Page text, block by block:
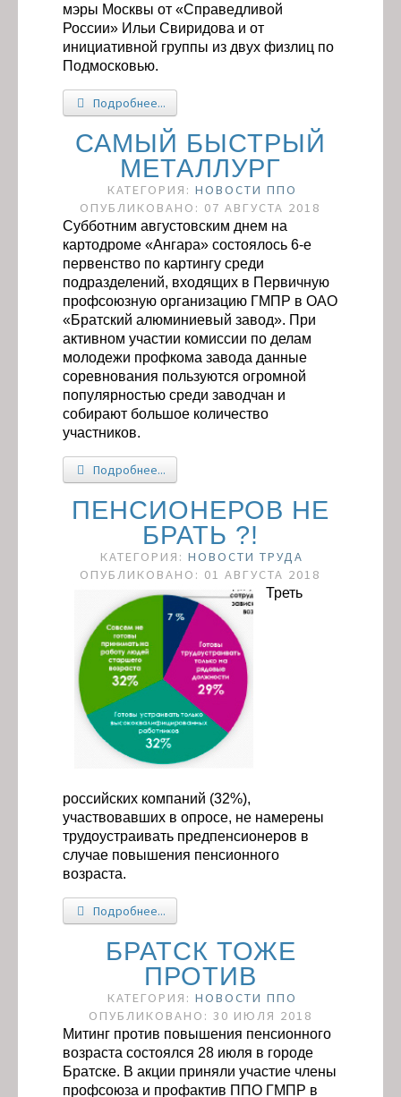
мэры Москвы от «Справедливой
России» Ильи Свиридова и от
инициативной группы из двух физлиц по
Подмосковью.
Подробнее...
САМЫЙ БЫСТРЫЙ
МЕТАЛЛУРГ
КАТЕГОРИЯ: НОВОСТИ ППО
ОПУБЛИКОВАНО: 07 АВГУСТА 2018
Субботним августовским днем на
картодроме «Ангара» состоялось 6-е
первенство по картингу среди
подразделений, входящих в Первичную
профсоюзную организацию ГМПР в ОАО
«Братский алюминиевый завод». При
активном участии комиссии по делам
молодежи профкома завода данные
соревнования пользуются огромной
популярностью среди заводчан и
собирают большое количество
участников.
Подробнее...
ПЕНСИОНЕРОВ НЕ
БРАТЬ ?!
КАТЕГОРИЯ: НОВОСТИ ТРУДА
ОПУБЛИКОВАНО: 01 АВГУСТА 2018
Треть
российских компаний (32%),
участвовавших в опросе, не намерены
трудоустраивать предпенсионеров в
случае повышения пенсионного
возраста.
Подробнее...
БРАТСК ТОЖЕ
ПРОТИВ
КАТЕГОРИЯ: НОВОСТИ ППО
ОПУБЛИКОВАНО: 30 ИЮЛЯ 2018
Митинг против повышения пенсионного
возраста состоялся 28 июля в городе
Братске. В акции приняли участие члены
профсоюза и профактив ППО ГМПР в